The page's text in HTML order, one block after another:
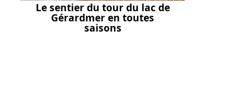
Le sentier du tour du lac de
Gérardmer en toutes
saisons